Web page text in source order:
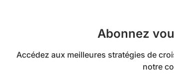
Abonnez
Accédez aux meilleures stratégies de